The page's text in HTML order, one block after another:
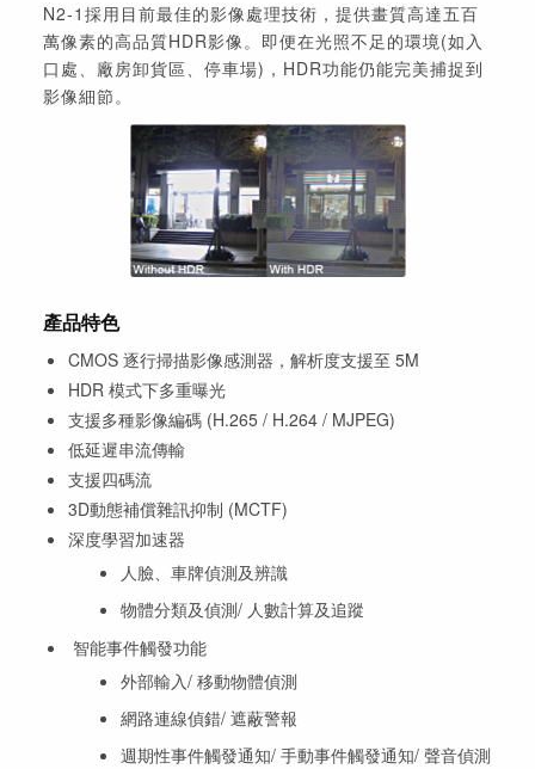
N2-1採用目前最佳的影像處理技術，提供畫質高達五百
萬像素的高品質HDR影像。即便在光照不足的環境(如入
口處、廠房卸貨區、停車場)，HDR功能仍能完美捕捉到
影像細節。
產品特色
CMOS 逐行掃描影像感測器，解析度支援至 5M
HDR 模式下多重曝光
支援多種影像編碼 (H.265 / H.264 / MJPEG)
低延遲串流傳輸
支援四碼流
3D動態補償雜訊抑制 (MCTF)
深度學習加速器
人臉、車牌偵測及辨識
物體分類及偵測/ 人數計算及追蹤
智能事件觸發功能
外部輸入/ 移動物體偵測
網路連線偵錯/ 遮蔽警報
週期性事件觸發通知/ 手動事件觸發通知/ 聲音偵測